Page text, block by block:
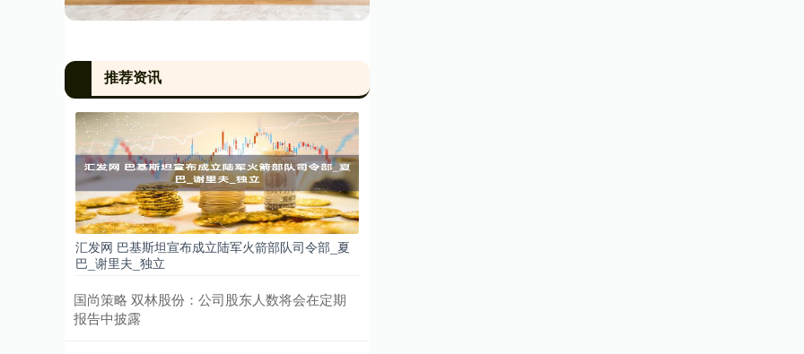
推荐资讯
汇发网 巴基斯坦宣布成立陆军火箭部队司令部_夏
巴_谢里夫_独立
国尚策略 双林股份：公司股东人数将会在定期
报告中披露